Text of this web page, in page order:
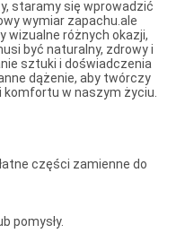
staramy się wprowadzić
wymiar zapachu.ale
wizualne różnych okazji,
być naturalny, zdrowy i
sztuki i doświadczenia
dążenie, aby twórczy
komfortu w naszym życiu.
części zamienne do
pomysły.